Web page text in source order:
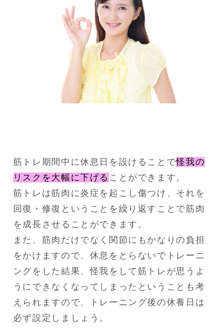
筋トレ期間中に休息日を設けることで怪我の
リスクを大幅に下げる ことができます。
筋トレは筋肉に炎症を起こし傷つけ、それを
回復・修復ということを繰り返すことで筋肉
を成長させることができます。
また、筋肉だけでなく関節にもかなりの負担
をかけますので、休息をとらないでトレーニ
ングをした結果、怪我をして筋トレが思うよ
うにできなくなってしまったということも考
えられますので、トレーニング後の休養日は
必ず設定しましょう。